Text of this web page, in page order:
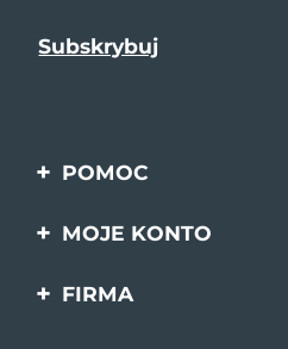
POMOC
Kontakt
MOJE KONTO
FIRMA